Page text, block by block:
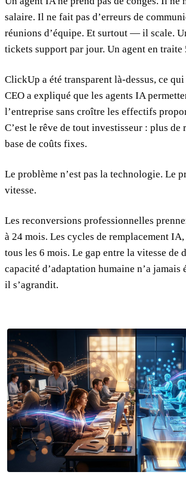
salaire. Il ne fait pas d’erreurs de
réunions d’équipe. Et surtout — il scale.
tickets support par jour. Un agent en traite
ClickUp a été transparent là-dessus, ce
CEO a expliqué que les agents IA
l’entreprise sans croître les effectifs
C’est le rêve de tout investisseur : plus de
base de coûts fixes.
Le problème n’est pas la technologie. Le
vitesse.
Les reconversions professionnelles
à 24 mois. Les cycles de remplacement
tous les 6 mois. Le gap entre la vitesse de
capacité d’adaptation humaine n’a jamais
il s’agrandit.